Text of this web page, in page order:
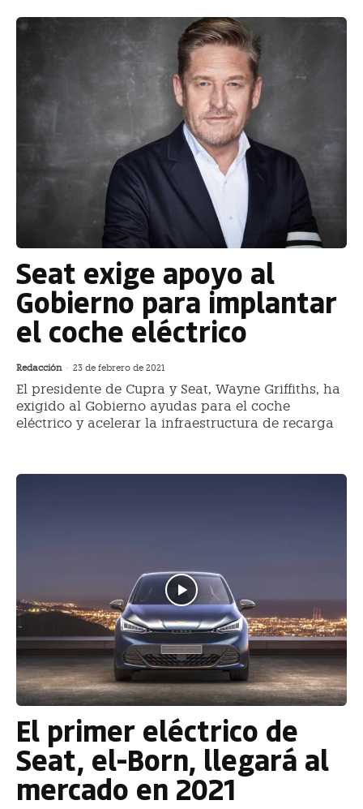
Seat exige apoyo al
Gobierno para implantar
el coche eléctrico
Redacción - 23 de febrero de 2021
El presidente de Cupra y Seat, Wayne Griffiths, ha
exigido al Gobierno ayudas para el coche
eléctrico y acelerar la infraestructura de recarga
El primer eléctrico de
Seat, el-Born, llegará al
mercado en 2021